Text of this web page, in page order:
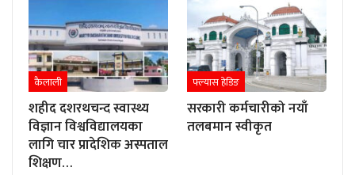
कैलाली
शहीद दशरथचन्द स्वास्थ्य
विज्ञान विश्वविद्यालयका
लागि चार प्रादेशिक अस्पताल
शिक्षण…
फ्ल्यास हेडिङ
सरकारी कर्मचारीको नयाँ
तलबमान स्वीकृत